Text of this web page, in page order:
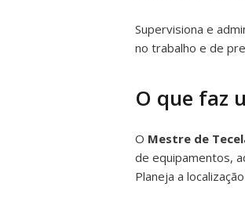
Supervisiona e
no trabalho e de
O que faz
O Mestre de
de equipamentos,
Planeja a